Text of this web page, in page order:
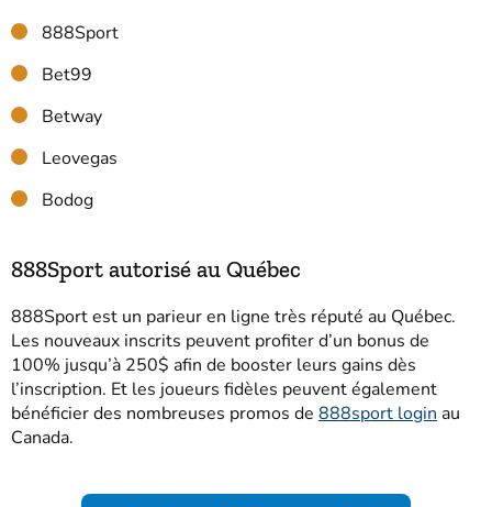
888Sport
Bet99
Betway
Leovegas
Bodog
888Sport autorisé au Québec
888Sport est un parieur en ligne très réputé au Québec.
Les nouveaux inscrits peuvent profiter d’un bonus de
100% jusqu’à 250$ afin de booster leurs gains dès
l’inscription. Et les joueurs fidèles peuvent également
bénéficier des nombreuses promos de 888sport login au
Canada.